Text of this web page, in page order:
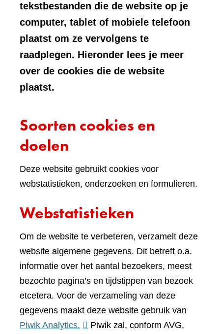
tekstbestanden die de website op je
computer, tablet of mobiele telefoon
plaatst om ze vervolgens te
raadplegen. Hieronder lees je meer
over de cookies die de website
plaatst.
Soorten cookies en
doelen
Deze website gebruikt cookies voor
webstatistieken, onderzoeken en formulieren.
Webstatistieken
Om de website te verbeteren, verzamelt deze
website algemene gegevens. Dit betreft o.a.
informatie over het aantal bezoekers, meest
bezochte pagina’s en tijdstippen van bezoek
etcetera. Voor de verzameling van deze
gegevens maakt deze website gebruik van
Piwik Analytics. (verwijst
Piwik zal, conform AVG,